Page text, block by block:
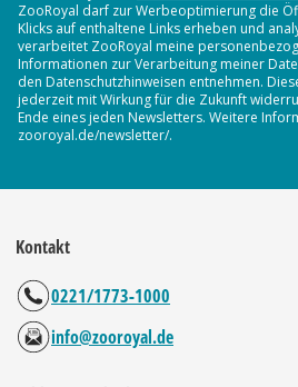
ZooRoyal darf zur Werbeoptimierung die
Klicks auf enthaltene Links erheben und
verarbeitet ZooRoyal meine
Informationen zur Verarbeitung meiner
den Datenschutzhinweisen entnehmen.
jederzeit mit Wirkung für die Zukunft
Ende eines jeden Newsletters. Weitere
zooroyal.de/newsletter/.
Kontakt
0221/1773-1000
info@zooroyal.de